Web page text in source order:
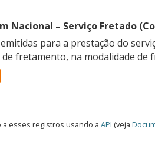
Nacional – Serviço Fretado
para a prestação do
fretamento, na modalidade de
esses registros usando a API (veja